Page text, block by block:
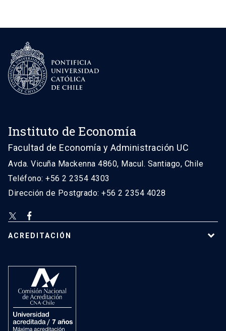
Instituto de Economía
Facultad de Economía y Administración UC
Avda. Vicuña Mackenna 4860, Macul. Santiago, Chile
Teléfono: +56 2 2354 4303
Dirección de Postgrado: +56 2 2354 4028
ACREDITACIÓN